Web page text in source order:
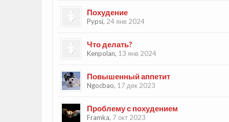
Похудение
Pypsi, 24 янв 2024
Что делать?
Kenpolan, 13 янв 2024
Повышенный аппетит
Ngocbao, 17 дек 2023
Проблему с похудением
Framka, 7 окт 2023